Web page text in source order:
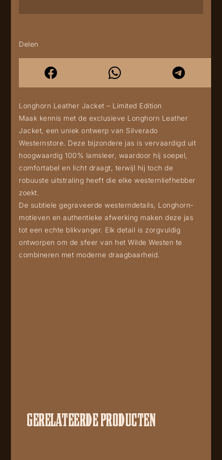
Delen
Longhorn Leather Jacket – Limited Edition
Maak kennis met de exclusieve Longhorn Leather
Jacket, een uniek ontwerp van Silverado
Westernstore. Deze bijzondere jas is vervaardigd uit
hoogwaardig 100% lamsleer, waardoor hij soepel,
comfortabel en licht draagt, terwijl hij toch de
robuuste uitstraling heeft die elke westernliefhebber
zoekt.
De subtiele gegraveerde westerndetails, Longhorn-
motieven en authentieke afwerking maken deze jas
tot een echte blikvanger. Elk detail is zorgvuldig
ontworpen om de sfeer van het Wilde Westen te
combineren met moderne draagbaarheid.
GERELATEERDE PRODUCTEN